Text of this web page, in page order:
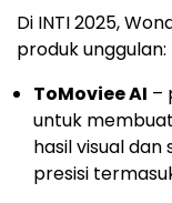
Di INTI 2025,
produk unggulan:
ToMoviee AI –
untuk
hasil visual
presisi